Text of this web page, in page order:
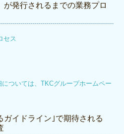
が発行されるまでの業務プロ
については、TKCグループホームペー
ガイドライン｣で期待される